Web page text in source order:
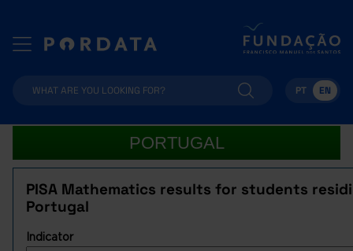
PT EN
PORTUGAL
PISA Mathematics results for students
Portugal
Indicator